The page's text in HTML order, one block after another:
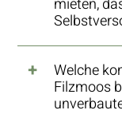
Welche
Filzmoos